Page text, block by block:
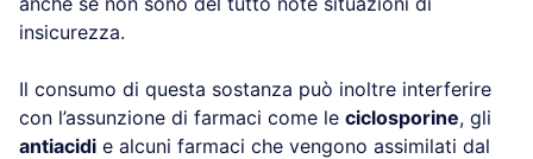
insicurezza.
Il consumo di questa sostanza può inoltre interferire
con l’assunzione di farmaci come le ciclosporine, gli
antiacidi e alcuni farmaci che vengono assimilati dal